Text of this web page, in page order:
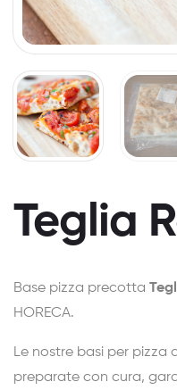
Teglia
Base pizza precotta
HORECA.
Le nostre basi per pizza
preparate con cura,